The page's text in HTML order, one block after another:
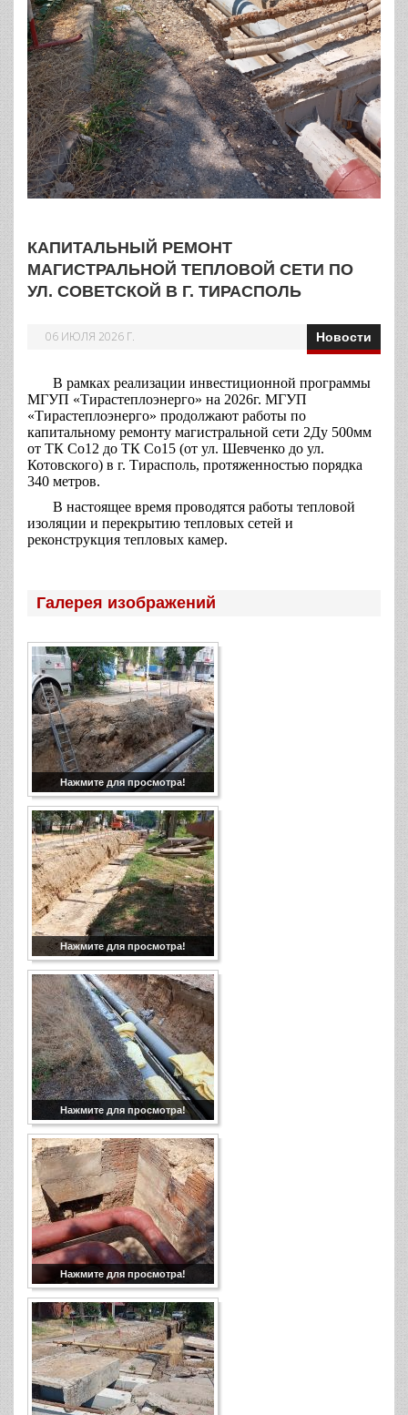
КАПИТАЛЬНЫЙ РЕМОНТ
МАГИСТРАЛЬНОЙ ТЕПЛОВОЙ СЕТИ ПО
УЛ. СОВЕТСКОЙ В Г. ТИРАСПОЛЬ
Новости
06 ИЮЛЯ 2026 Г.
В рамках реализации инвестиционной программы
МГУП «Тирастеплоэнерго» на 2026г. МГУП
«Тирастеплоэнерго» продолжают работы по
капитальному ремонту магистральной сети 2Ду 500мм
от ТК Со12 до ТК Со15 (от ул. Шевченко до ул.
Котовского) в г. Тирасполь, протяженностью порядка
340 метров.
В настоящее время проводятся работы тепловой
изоляции и перекрытию тепловых сетей и
реконструкция тепловых камер.
Галерея изображений
Нажмите для просмотра!
Нажмите для просмотра!
Нажмите для просмотра!
Нажмите для просмотра!